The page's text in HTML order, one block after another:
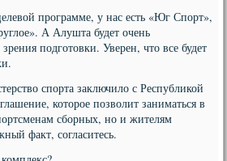
программе, у нас есть «Юг Спорт»,
А Алушта будет очень
подготовки. Уверен, что все будет
спорта заключило с Республикой
которое позволит заниматься в
сборных, но и жителям
факт, согласитесь.